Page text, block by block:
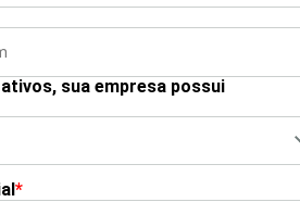
sua empresa possui
*